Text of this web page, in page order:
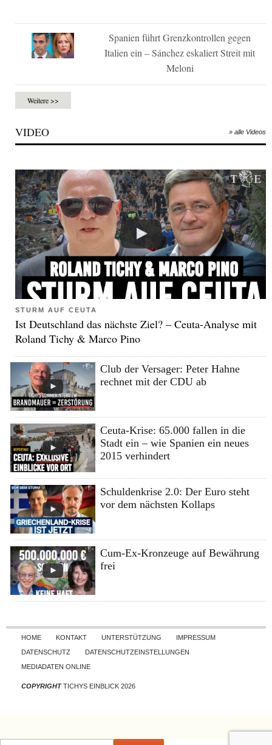
Spanien führt Grenzkontrollen gegen
Italien ein – Sánchez eskaliert Streit mit
Meloni
Weitere >>
VIDEO » alle Videos
STURM AUF CEUTA
Ist Deutschland das nächste Ziel? – Ceuta-Analyse mit
Roland Tichy & Marco Pino
Club der Versager: Peter Hahne
rechnet mit der CDU ab
Ceuta-Krise: 65.000 fallen in die
Stadt ein – wie Spanien ein neues
2015 verhindert
Schuldenkrise 2.0: Der Euro steht
vor dem nächsten Kollaps
Cum-Ex-Kronzeuge auf Bewährung
frei
Skip to content
HOME KONTAKT UNTERSTÜTZUNG
IMPRESSUM
DATENSCHUTZ
DATENSCHUTZEINSTELLUNGEN
MEDIADATEN ONLINE
COPYRIGHTTICHYS EINBLICK 2026